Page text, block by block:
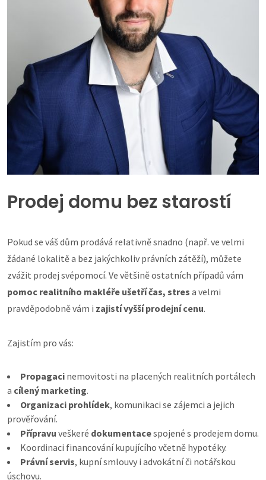
Prodej domu bez starostí
Pokud se váš dům prodává relativně snadno (např. ve velmi
žádané lokalitě a bez jakýchkoliv právních zátěží), můžete
zvážit prodej svépomocí. Ve většině ostatních případů vám
pomoc realitního makléře ušetří čas, stres a velmi
pravděpodobně vám i zajistí vyšší prodejní cenu.
Zajistím pro vás:
Propagaci nemovitosti na placených realitních portálech
a cílený marketing.
Organizaci prohlídek, komunikaci se zájemci a jejich
prověřování.
Přípravu veškeré dokumentacespojené s prodejem domu.
Koordinaci financování kupujícího včetně hypotéky.
Právní servis, kupní smlouvy i advokátní či notářskou
úschovu.